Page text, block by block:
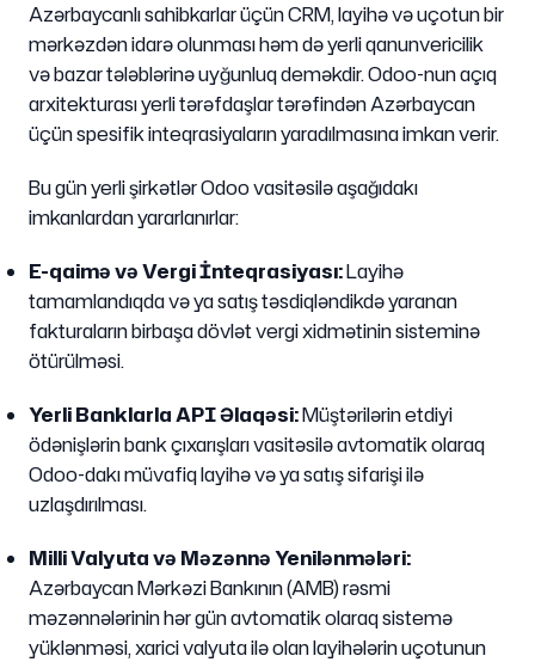
Azərbaycanlı sahibkarlar üçün CRM, layihə və uçotun bir
mərkəzdən idarə olunması həm də yerli qanunvericilik
və bazar tələblərinə uyğunluq deməkdir. Odoo-nun açıq
arxitekturası yerli tərəfdaşlar tərəfindən Azərbaycan
üçün spesifik inteqrasiyaların yaradılmasına imkan verir.
Bu gün yerli şirkətlər Odoo vasitəsilə aşağıdakı
imkanlardan yararlanırlar:
E-qaimə və Vergi İnteqrasiyası:Layihə
tamamlandıqda və ya satış təsdiqləndikdə yaranan
fakturaların birbaşa dövlət vergi xidmətinin sisteminə
ötürülməsi.
Yerli Banklarla API Əlaqəsi:Müştərilərin etdiyi
ödənişlərin bank çıxarışları vasitəsilə avtomatik olaraq
Odoo-dakı müvafiq layihə və ya satış sifarişi ilə
uzlaşdırılması.
Milli Valyuta və Məzənnə Yenilənmələri:
Azərbaycan Mərkəzi Bankının (AMB) rəsmi
məzənnələrinin hər gün avtomatik olaraq sistemə
yüklənməsi, xarici valyuta ilə olan layihələrin uçotunun